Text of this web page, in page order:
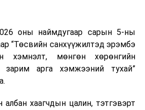
оны наймдугаар сарын 5-ны
“Төсвийн санхүүжилтэд эрэмбэ
хэмнэлт, мөнгөн хөрөнгийн
зарим арга хэмжээний тухай”
албан хаагчдын цалин, тэтгэвэрт